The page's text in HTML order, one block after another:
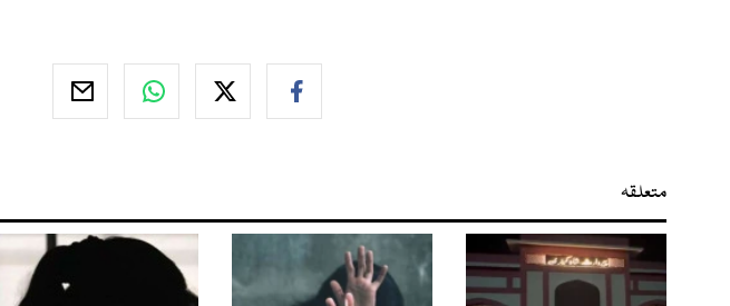
متعلقہ